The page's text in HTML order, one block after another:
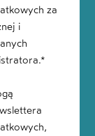
za
i